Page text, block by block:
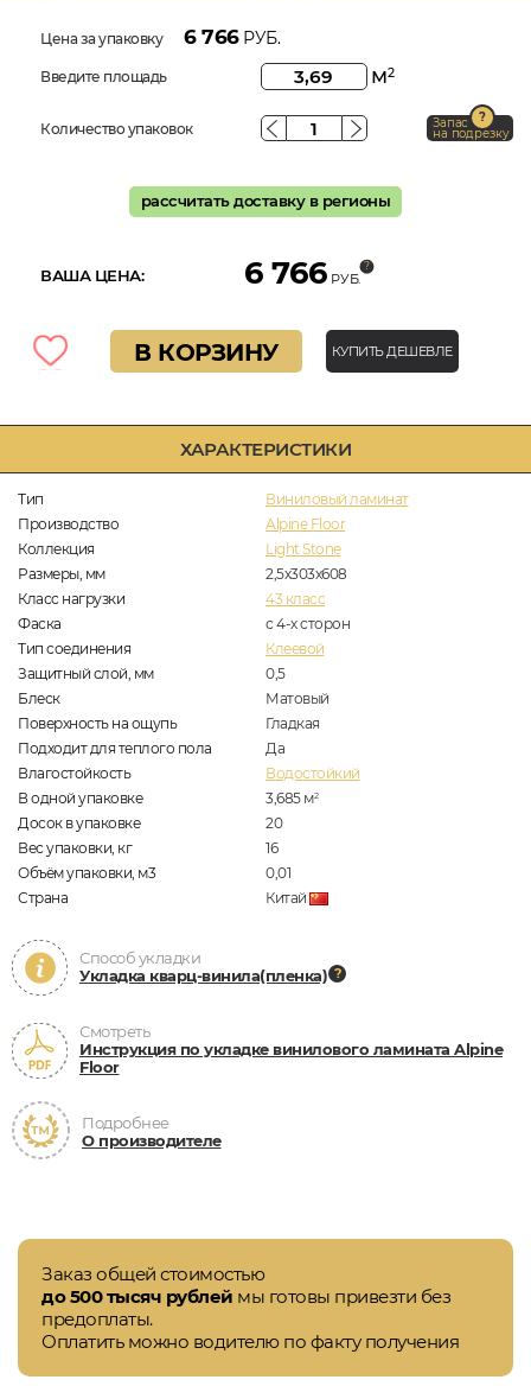
ХАРАКТЕРИСТИКИ
Тип
Виниловый ламинат
Производство
Alpine Floor
Коллекция
Light Stone
Размеры, мм
2,5х303х608
Класс нагрузки
43 класс
Фаска
с 4-х сторон
Тип соединения
Клеевой
Защитный слой, мм
0,5
Блеск
Матовый
Поверхность на ощупь
Гладкая
Подходит для теплого пола
Да
Влагостойкость
Водостойкий
В одной упаковке
3,685 м2
Досок в упаковке
20
Вес упаковки, кг
16
Объём упаковки, м3
0,01
Страна
Китай
Способ укладки
Укладка кварц-винила(пленка)
Смотреть
Инструкция по укладке винилового ламината Alpine
Floor
Подробнее
О производителе
Цена за упаковку 6 766РУБ.
Введите площадь м2
Количество упаковок Запас
на подрезку
рассчитать доставку в регионы
ВАША ЦЕНА: 6 766 РУБ.
В КОРЗИНУ КУПИТЬ ДЕШЕВЛЕ
Заказ общей стоимостью
до 500 тысяч рублей мы готовы привезти без
предоплаты.
Оплатить можно водителю по факту получения